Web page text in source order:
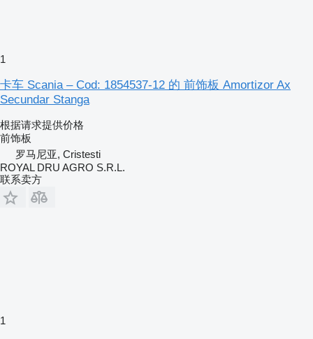
1
卡车 Scania – Cod: 1854537-12 的 前饰板 Amortizor Ax
Secundar Stanga
根据请求提供价格
前饰板
罗马尼亚, Cristesti
ROYAL DRU AGRO S.R.L.
联系卖方
1